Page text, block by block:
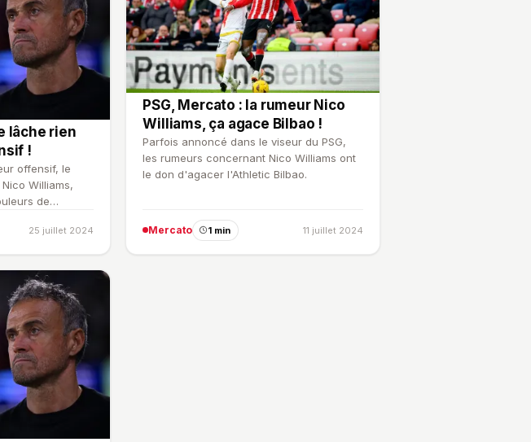
lâche rien
!
offensif, le
Williams,
de
25 juillet 2024
PSG, Mercato : la rumeur Nico
Williams, ça agace Bilbao !
Parfois annoncé dans le viseur du PSG,
les rumeurs concernant Nico Williams ont
le don d'agacer l'Athletic Bilbao.
Mercato 1 min 11 juillet 2024